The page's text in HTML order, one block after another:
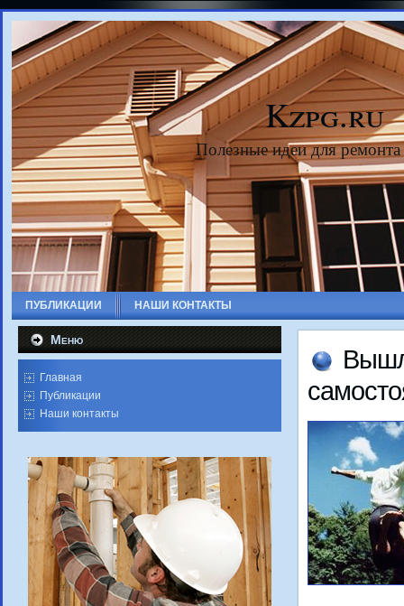
Kzpg.ru
Полезные идеи для
ПУБЛИКАЦИИ НАШИ КОНТАКТЫ
Меню
Главная
Публикации
Наши контакты